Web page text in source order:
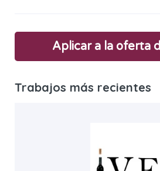
Aplicar a la oferta
Trabajos más recientes